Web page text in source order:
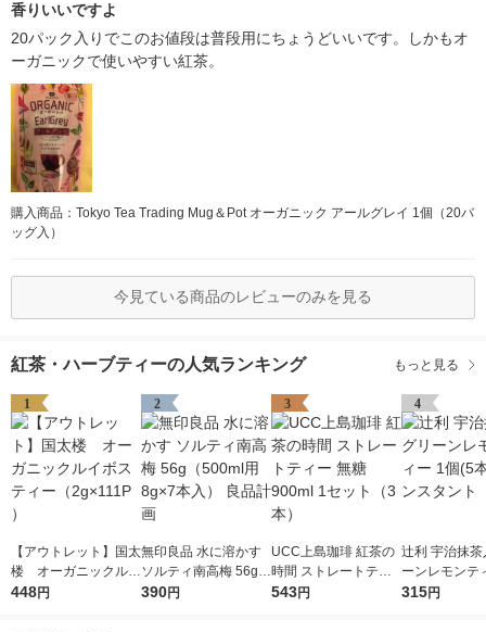
香りいいですよ
20パック入りでこのお値段は普段用にちょうどいいです。しかもオ
ーガニックで使いやすい紅茶。
購入商品：Tokyo Tea Trading Mug＆Pot オーガニック アールグレイ 1個（20バ
ッグ入）
今見ている商品のレビューのみを見る
紅茶・ハーブティーの人気ランキング もっと見る
1
【アウトレット】国太
楼 オーガニックルイ
ボスティー（2g×111P
448円
2
無印良品 水に溶かす
ソルティ南高梅 56g
（500ml用8g×7本
390円
3
UCC上島珈琲 紅茶の
時間 ストレートティ
ー 無糖 900ml 1セッ
543円
4
辻利 宇治抹茶
ーンレモンテ
(5本入) イン
315円